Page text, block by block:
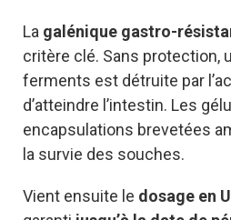
La galénique gastro-
critère clé. Sans protection,
ferments est détruite par
d’atteindre l’intestin. Les
encapsulations brevetées
la survie des souches.
Vient ensuite le dosage en